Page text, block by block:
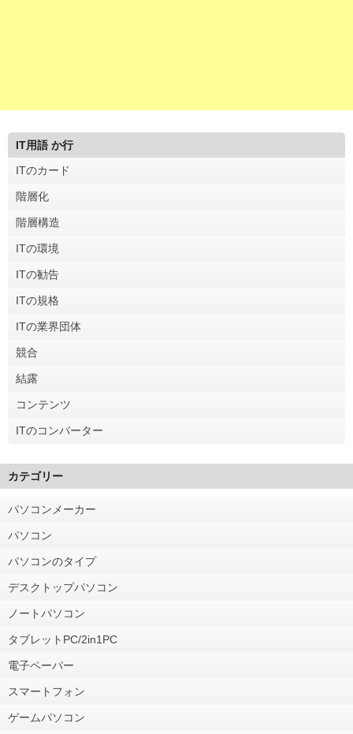
IT用語 か行
ITのカード
階層化
階層構造
ITの環境
ITの勧告
ITの規格
ITの業界団体
競合
結露
コンテンツ
ITのコンバーター
カテゴリー
パソコンメーカー
パソコン
パソコンのタイプ
デスクトップパソコン
ノートパソコン
タブレットPC/2in1PC
電子ペーパー
スマートフォン
ゲームパソコン